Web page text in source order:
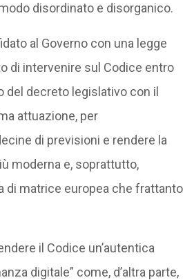
disordinato e disorganico.
al Governo con una legge
di intervenire sul Codice entro
del decreto legislativo con il
attuazione, per
di previsioni e rendere la
moderna e, soprattutto,
di matrice europea che frattanto
il Codice un’autentica
digitale” come, d’altra parte,